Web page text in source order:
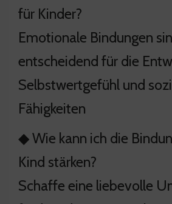
für Kinder?
Emotionale Bindungen
entscheidend für die
Selbstwertgefühl und
Fähigkeiten
◆ Wie kann ich die
Kind stärken?
Schaffe eine liebevolle